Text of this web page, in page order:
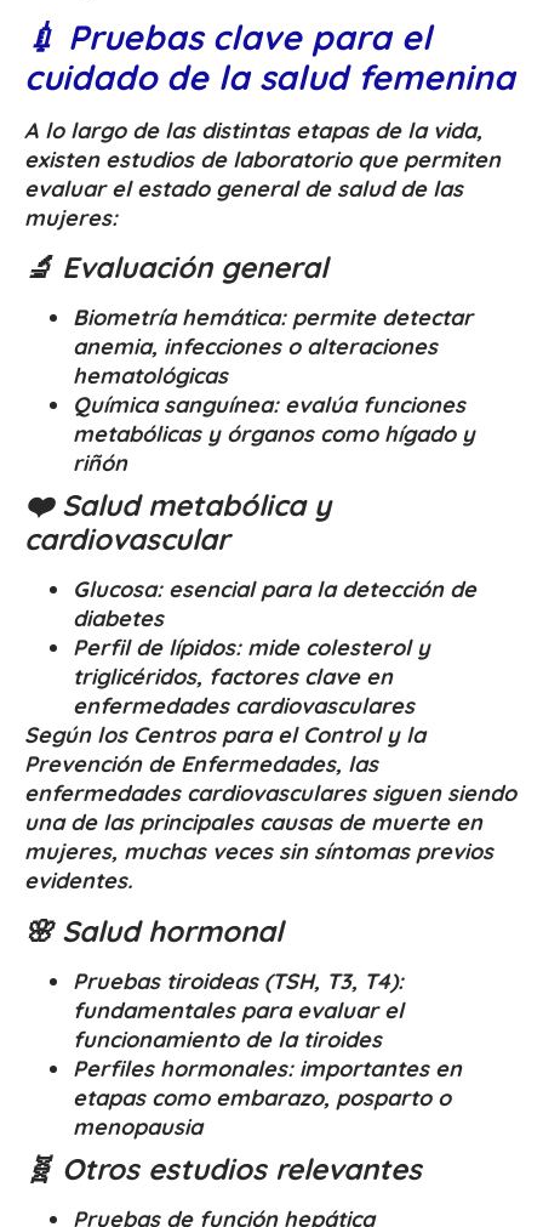
💉 Pruebas clave para el
cuidado de la salud femenina
A lo largo de las distintas etapas de la vida,
existen estudios de laboratorio que permiten
evaluar el estado general de salud de las
mujeres:
🔬 Evaluación general
Biometría hemática: permite detectar
anemia, infecciones o alteraciones
hematológicas
Química sanguínea: evalúa funciones
metabólicas y órganos como hígado y
riñón
❤️ Salud metabólica y
cardiovascular
Glucosa: esencial para la detección de
diabetes
Perfil de lípidos: mide colesterol y
triglicéridos, factores clave en
enfermedades cardiovasculares
Según los Centros para el Control y la
Prevención de Enfermedades, las
enfermedades cardiovasculares siguen siendo
una de las principales causas de muerte en
mujeres, muchas veces sin síntomas previos
evidentes.
🌸 Salud hormonal
Pruebas tiroideas (TSH, T3, T4):
fundamentales para evaluar el
funcionamiento de la tiroides
Perfiles hormonales: importantes en
etapas como embarazo, posparto o
menopausia
🧬 Otros estudios relevantes
Pruebas de función hepática